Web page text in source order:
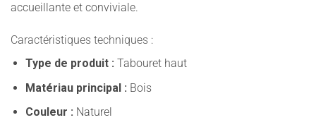
accueillante et conviviale.
Caractéristiques techniques :
Type de produit : Tabouret haut
Matériau principal : Bois
Couleur : Naturel